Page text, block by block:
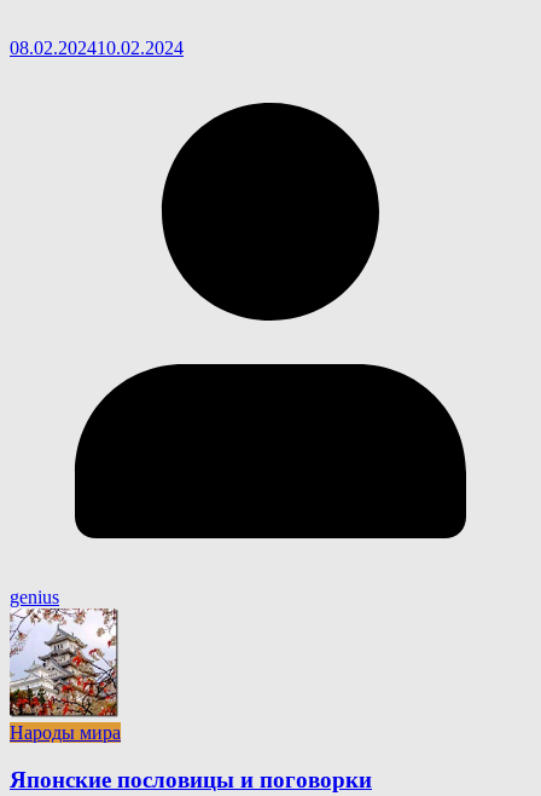
08.02.202410.02.2024
genius
Народы мира
Японские пословицы и поговорки